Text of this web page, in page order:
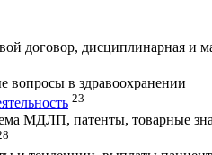
договор, дисциплинарная и
вопросы в здравоохранении
23
МДЛП, патенты, товарные